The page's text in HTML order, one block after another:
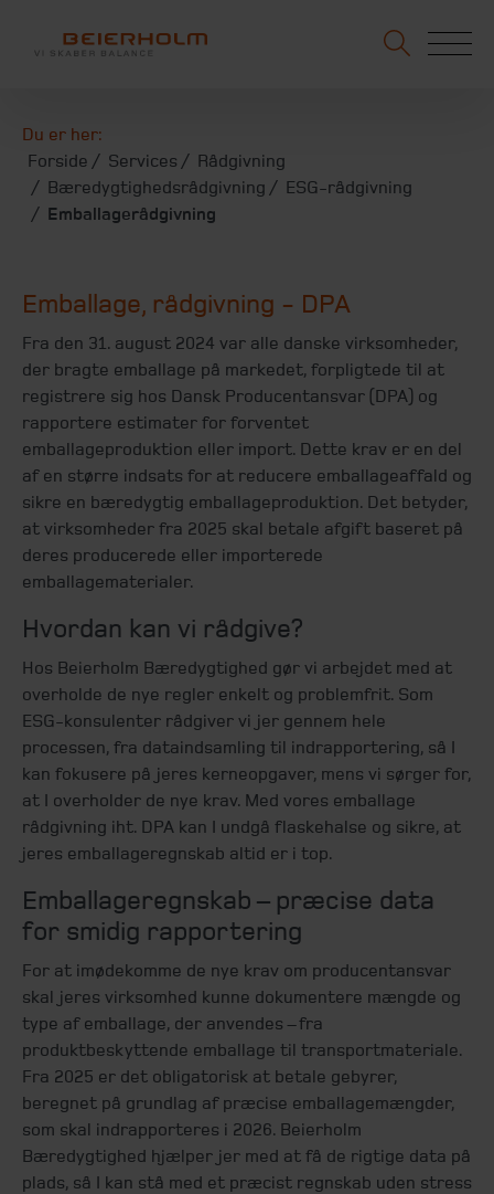
Du er her:
Forside
Services
Rådgivning
Bæredygtighedsrådgivning
ESG-rådgivning
Emballagerådgivning
Emballage, rådgivning - DPA
Fra den 31. august 2024 var alle danske virksomheder,
der bragte emballage på markedet, forpligtede til at
registrere sig hos Dansk Producentansvar (DPA) og
rapportere estimater for forventet
emballageproduktion eller import. Dette krav er en del
af en større indsats for at reducere emballageaffald og
sikre en bæredygtig emballageproduktion. Det betyder,
at virksomheder fra 2025 skal betale afgift baseret på
deres producerede eller importerede
emballagematerialer.
Hvordan kan vi rådgive?
Hos Beierholm Bæredygtighed gør vi arbejdet med at
overholde de nye regler enkelt og problemfrit. Som
ESG-konsulenter rådgiver vi jer gennem hele
processen, fra dataindsamling til indrapportering, så I
kan fokusere på jeres kerneopgaver, mens vi sørger for,
at I overholder de nye krav. Med vores emballage
rådgivning iht. DPA kan I undgå flaskehalse og sikre, at
jeres emballageregnskab altid er i top.
Emballageregnskab – præcise data
for smidig rapportering
For at imødekomme de nye krav om producentansvar
skal jeres virksomhed kunne dokumentere mængde og
type af emballage, der anvendes – fra
produktbeskyttende emballage til transportmateriale.
Fra 2025 er det obligatorisk at betale gebyrer,
beregnet på grundlag af præcise emballagemængder,
som skal indrapporteres i 2026. Beierholm
Bæredygtighed hjælper jer med at få de rigtige data på
plads, så I kan stå med et præcist regnskab uden stress